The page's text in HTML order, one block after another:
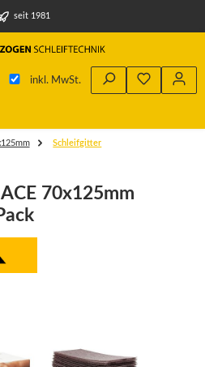
seit 1981
inkl. MwSt.
Schleifgitter
70x125mm